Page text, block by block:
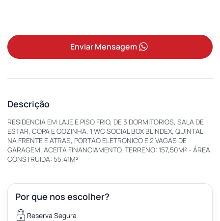
Enviar Mensagem
Descrição
RESIDENCIA EM LAJE E PISO FRIO, DE 3 DORMITORIOS, SALA DE
ESTAR, COPA E COZINHA, 1 WC SOCIAL BOX BLINDEX, QUINTAL
NA FRENTE E ATRAS, PORTÃO ELETRONICO E 2 VAGAS DE
GARAGEM. ACEITA FINANCIAMENTO. TERRENO: 157,50M² - ÁREA
CONSTRUIDA: 55,41M²
Por que nos escolher?
Reserva Segura